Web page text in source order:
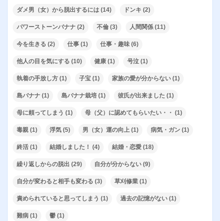
ダメ男（女）から脱出するには (14) ドンキ (2)
パワーストーンバナナ (2) 不倫 (3) 人間関係 (11)
今を生きる (2) 仕事 (1) 仕事・趣味 (6)
他人の目を気にする (10) 健康 (1) 号泣 (1)
執着の手放し方 (1) 子宝 (1) 家族の愛が分からない (1)
島バナナ (1) 島バナナ栽培 (1) 彼氏が出来ました (1)
母に頼ってしまう (1) 母（父）に認めてもらいたい・・ (1)
毒親 (1) 浮気 (5) 男（女）運の向上 (1) 病気・ガン (1)
終活 (1) 結婚しました！ (4) 結婚・恋愛 (18)
繰り返しからの脱出 (29) 自分が分からない (9)
自分が変わると相手も変わる (3) 草刈修業 (1)
責められていると思ってしまう (1) 過去の記憶がない (1)
難病 (1) 鬱 (1)